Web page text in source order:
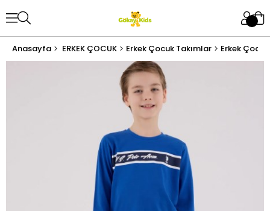
Anasayfa ERKEK ÇOCUK Erkek Çocuk Takımlar Erkek